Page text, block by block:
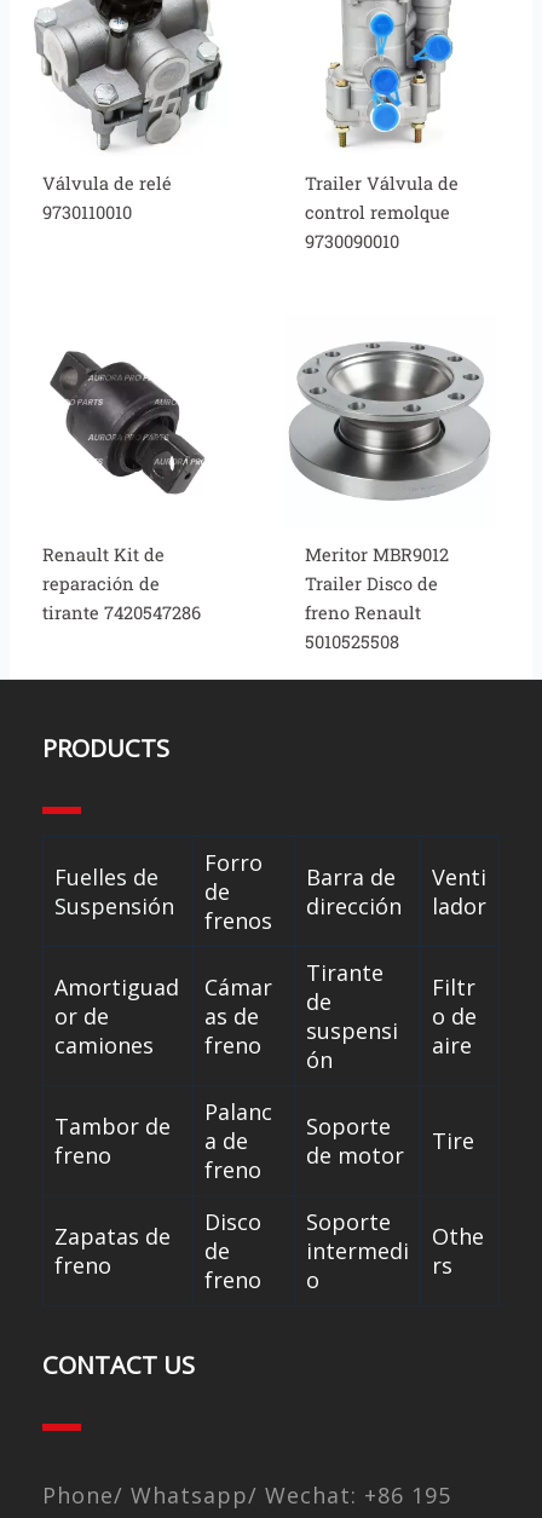
Válvula de relé
9730110010
Trailer Válvula de
control remolque
9730090010
Renault Kit de
reparación de
tirante 7420547286
Meritor MBR9012
Trailer Disco de
freno Renault
5010525508
PRODUCTS
Fuelles de
Suspensión
Forro
de
frenos
Barra de
dirección
Venti
lador
Amortiguad
or de
camiones
Cámar
as de
freno
Tirante
de
suspensi
ón
Filtr
o de
aire
Tambor de
freno
Palanc
a de
freno
Soporte
de motor
Tire
Zapatas de
freno
Disco
de
freno
Soporte
intermedi
o
Othe
rs
CONTACT US
Phone/ Whatsapp/ Wechat: +86 195